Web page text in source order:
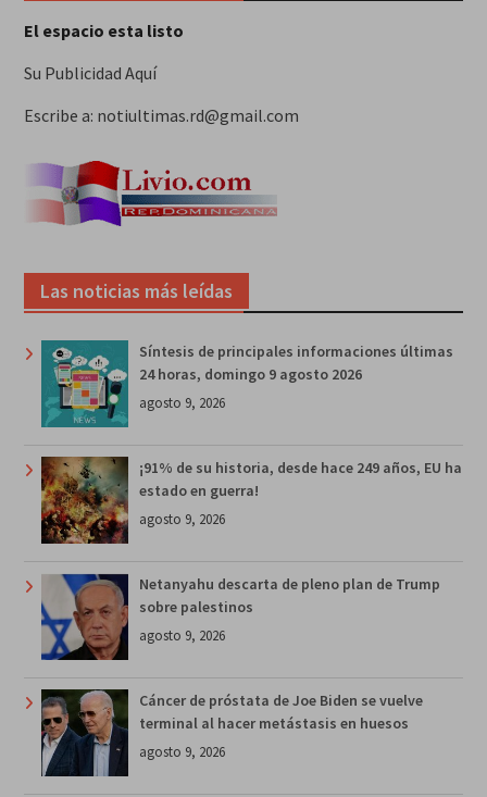
El espacio esta listo
Su Publicidad Aquí
Escribe a: notiultimas.rd@gmail.com
Las noticias más leídas
Síntesis de principales informaciones últimas
24 horas, domingo 9 agosto 2026
agosto 9, 2026
¡91% de su historia, desde hace 249 años, EU ha
estado en guerra!
agosto 9, 2026
Netanyahu descarta de pleno plan de Trump
sobre palestinos
agosto 9, 2026
Cáncer de próstata de Joe Biden se vuelve
terminal al hacer metástasis en huesos
agosto 9, 2026